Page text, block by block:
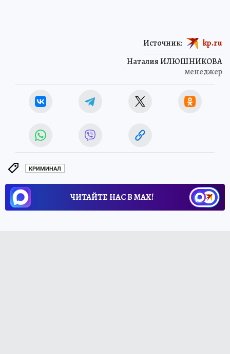
Наталия ИЛЮШНИКОВА
менеджер
Источник: kp.ru
КРИМИНАЛ
ЧИТАЙТЕ НАС В МАХ!